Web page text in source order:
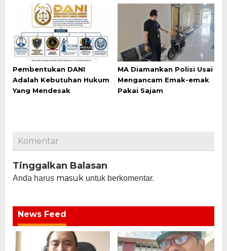
Pembentukan DANI
Adalah Kebutuhan Hukum
Yang Mendesak
MA Diamankan Polisi Usai
Mengancam Emak-emak
Pakai Sajam
Komentar
Tinggalkan Balasan
Anda harus masuk untuk berkomentar.
News Feed